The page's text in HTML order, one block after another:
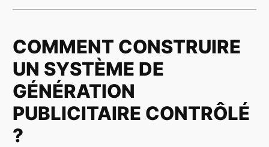
COMMENT CONSTRUIRE
UN SYSTÈME DE
GÉNÉRATION
PUBLICITAIRE CONTRÔLÉ
?